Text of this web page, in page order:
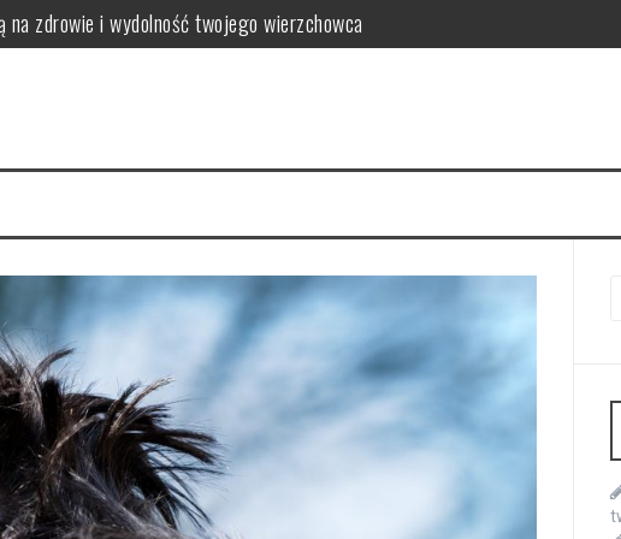
na zdrowie i wydolność twojego wierzchowca
i opasów
dla koni z problemami metabolicznymi
warto poznać